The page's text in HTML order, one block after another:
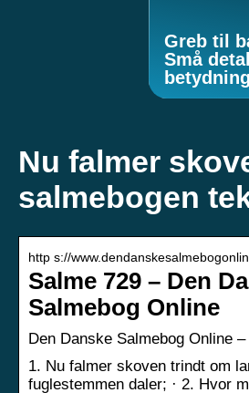
Greb til
Små
betydning
Nu falmer
salmebogen
http s://
Salme 729 – Den
Salmebog Online
Den Danske Salmebog Online
1. Nu falmer skoven trindt om
fuglestemmen daler; · 2. Hvor